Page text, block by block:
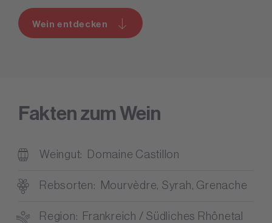
Wein entdecken
Fakten zum Wein
Weingut Domaine Castillon
Rebsorten Mourvèdre, Syrah, Grenache
Region Frankreich / Südliches Rhônetal